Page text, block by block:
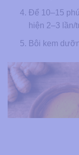
Để 10–15
hiện 2–3 lần/
Bôi kem